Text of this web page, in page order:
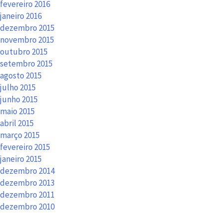
fevereiro 2016
janeiro 2016
dezembro 2015
novembro 2015
outubro 2015
setembro 2015
agosto 2015
julho 2015
junho 2015
maio 2015
abril 2015
março 2015
fevereiro 2015
janeiro 2015
dezembro 2014
dezembro 2013
dezembro 2011
dezembro 2010